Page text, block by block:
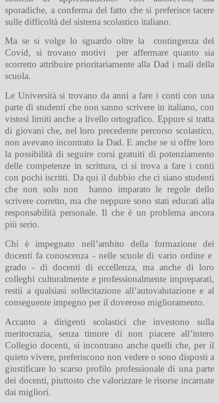
sporadiche, a conferma del fatto che si preferisce tacere
sulle difficoltà del sistema scolastico italiano.
Ma se si volge lo sguardo oltre la
contingenza del
Covid, si trovano motivi
per affermare quanto sia
scorretto attribuire prioritariamente alla Dad i mali della
scuola.
Le Università si trovano da anni a fare i conti con una
parte di studenti che non sanno scrivere in italiano, con
vistosi limiti anche a livello ortografico. Eppure si tratta
di giovani che, nel loro precedente percorso scolastico,
non avevano incontrato la Dad. E anche se si offre loro
la possibilità di seguire corsi gratuiti di potenziamento
delle competenze in scrittura, ci si trova a fare i conti
con pochi iscritti. Da qui il dubbio che ci siano studenti
che non solo non
hanno imparato le regole dello
scrivere corretto, ma che neppure sono stati educati alla
responsabilità personale. Il che è un problema ancora
più serio.
Chi è impegnato nell’ambito della formazione dei
docenti fa conoscenza - nelle scuole di vario ordine e
grado - di docenti di eccellenza, ma anche di loro
colleghi culturalmente e professionalmente impreparati,
restii a qualsiasi sollecitazione all’autovalutazione e al
conseguente impegno per il doveroso miglioramento.
Accanto a dirigenti scolastici che investono sulla
meritocrazia, senza timore di non piacere all’intero
Collegio docenti, si incontrano anche quelli che, per il
quieto vivere, preferiscono non vedere o sono disposti a
giustificare lo scarso profilo professionale di una parte
dei docenti, piuttosto che valorizzare le risorse incarnate
dai migliori.